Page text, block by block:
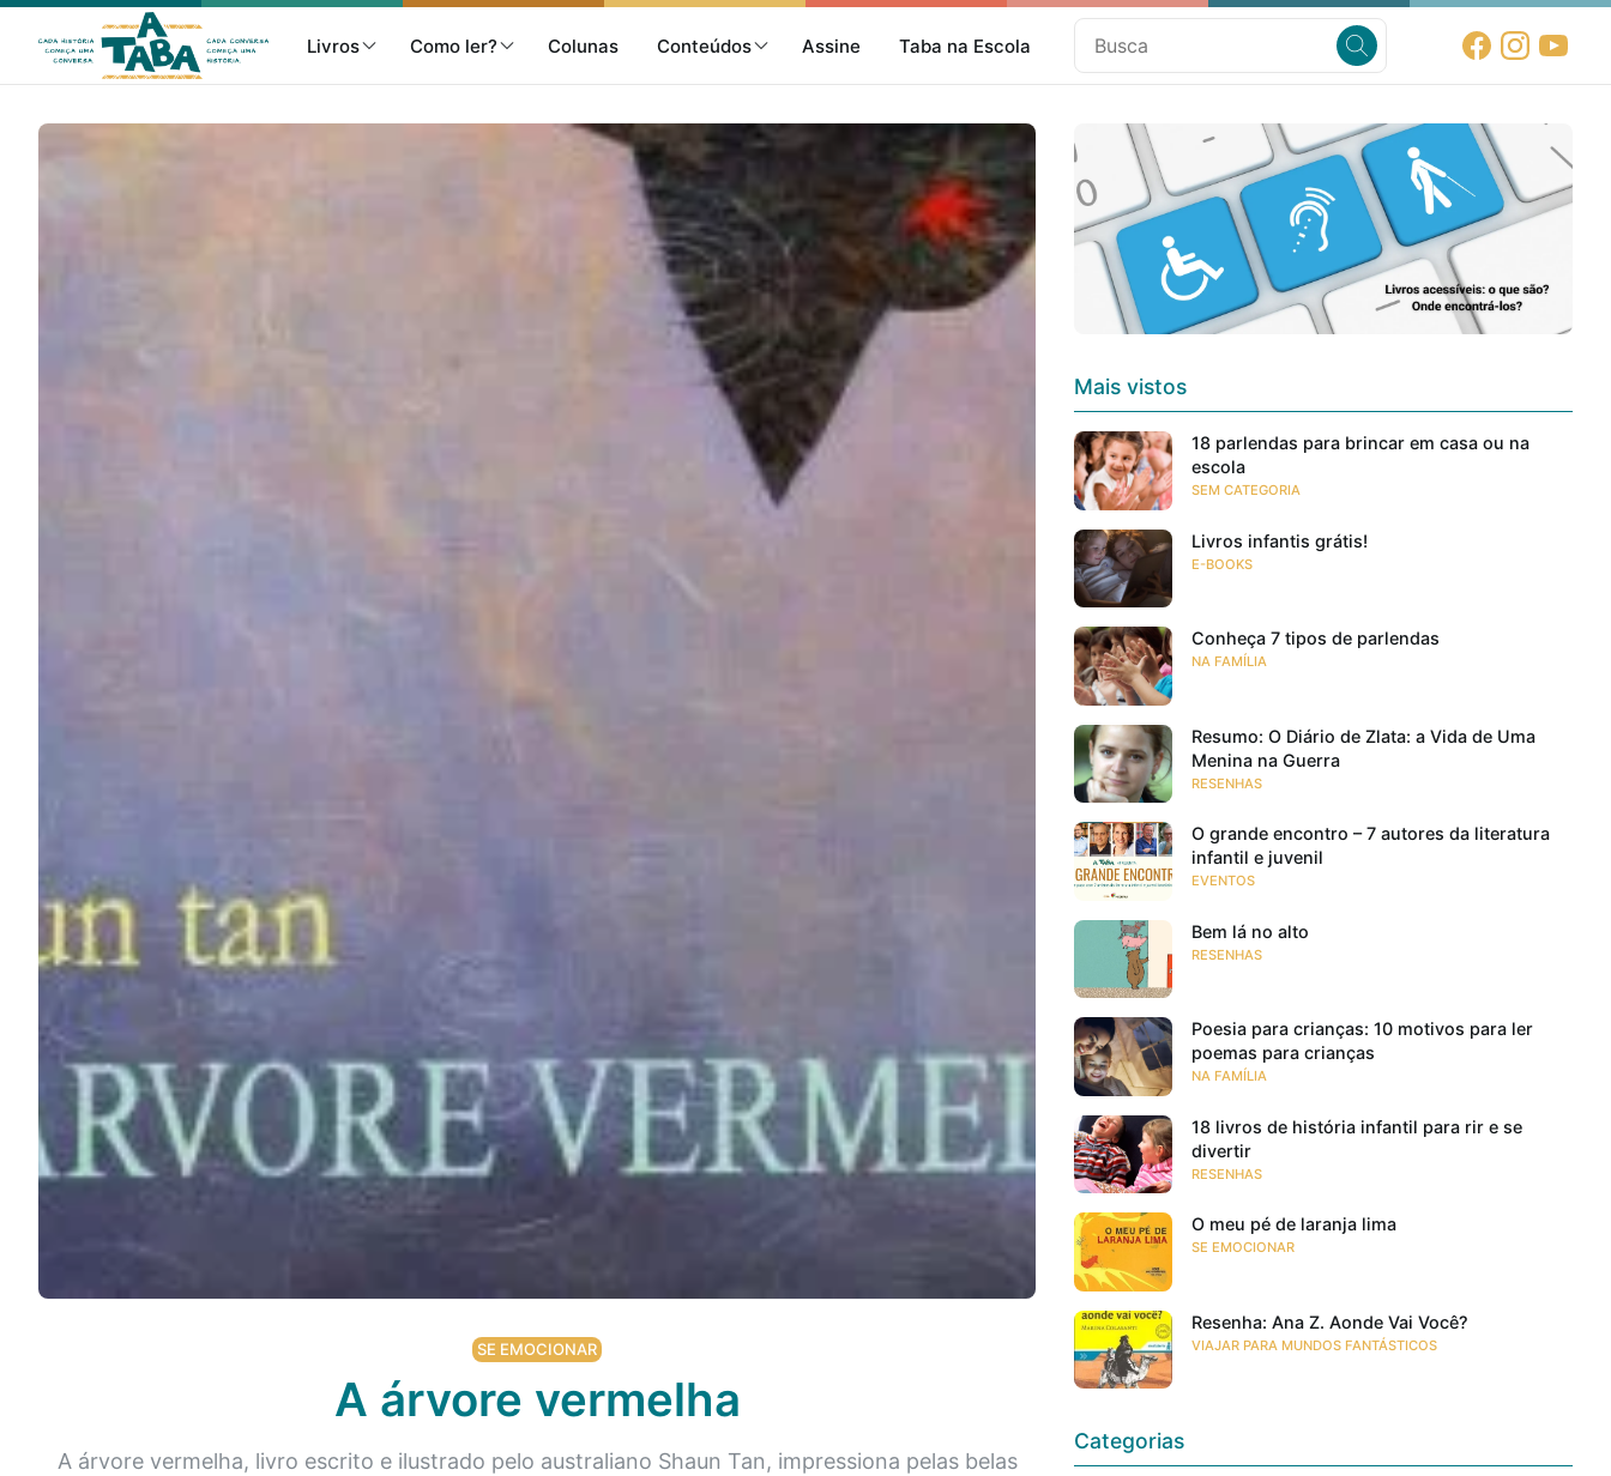
Livros Como ler? Colunas Conteúdos Assine Taba na Escola
Clube de Leitores
Cursos On line
E-Books
Eventos
Podcast
SE EMOCIONAR
A árvore vermelha
A árvore vermelha, livro escrito e ilustrado pelo australiano Shaun Tan, impressiona pelas belas
Mais vistos
18 parlendas para brincar em casa ou na
escola
SEM CATEGORIA
Livros infantis grátis!
E-BOOKS
Conheça 7 tipos de parlendas
NA FAMÍLIA
Resumo: O Diário de Zlata: a Vida de Uma
Menina na Guerra
RESENHAS
O grande encontro – 7 autores da literatura
infantil e juvenil
EVENTOS
Bem lá no alto
RESENHAS
Poesia para crianças: 10 motivos para ler
poemas para crianças
NA FAMÍLIA
18 livros de história infantil para rir e se
divertir
RESENHAS
O meu pé de laranja lima
SE EMOCIONAR
Resenha: Ana Z. Aonde Vai Você?
VIAJAR PARA MUNDOS FANTÁSTICOS
Categorias